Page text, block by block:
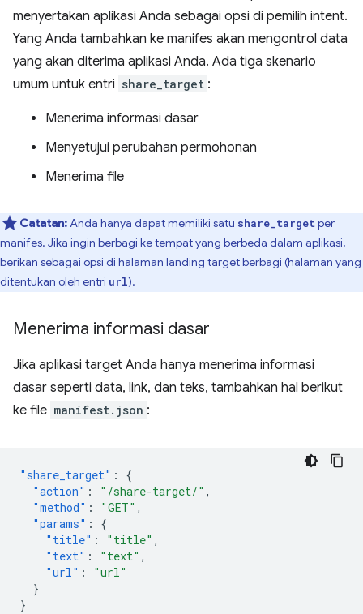
menyertakan aplikasi Anda sebagai opsi di pemilih intent.
Yang Anda tambahkan ke manifes akan mengontrol data
yang akan diterima aplikasi Anda. Ada tiga skenario
umum untuk entri share_target :
Menerima informasi dasar
Menyetujui perubahan permohonan
Menerima file
Catatan:Anda hanya dapat memiliki satu share_targetper
manifes. Jika ingin berbagi ke tempat yang berbeda dalam aplikasi,
berikan sebagai opsi di halaman landing target berbagi (halaman yang
ditentukan oleh entri url).
Menerima informasi dasar
Jika aplikasi target Anda hanya menerima informasi
dasar seperti data, link, dan teks, tambahkan hal berikut
ke file manifest.json :
"share_target" :
{
"action" : "/share-target/" ,
"method" : "GET" ,
"params" :
{
"title" : "title" ,
"text" : "text" ,
"url" :
"url"
}
}